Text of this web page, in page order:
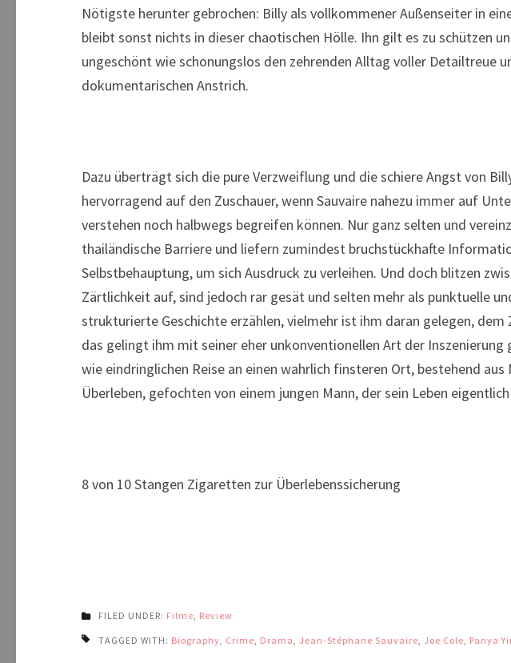
Nötigste herunter gebrochen: Billy als vollkommener Außenseiter in
bleibt sonst nichts in dieser chaotischen Hölle. Ihn gilt es zu schützen
ungeschönt wie schonungslos den zehrenden Alltag voller Detailtreue
dokumentarischen Anstrich.
Dazu überträgt sich die pure Verzweiflung und die schiere Angst von
hervorragend auf den Zuschauer, wenn Sauvaire nahezu immer auf
verstehen noch halbwegs begreifen können. Nur ganz selten und
thailändische Barriere und liefern zumindest bruchstückhafte
Selbstbehauptung, um sich Ausdruck zu verleihen. Und doch blitzen
Zärtlichkeit auf, sind jedoch rar gesät und selten mehr als punktuelle
strukturierte Geschichte erzählen, vielmehr ist ihm daran gelegen,
das gelingt ihm mit seiner eher unkonventionellen Art der Inszenierung
wie eindringlichen Reise an einen wahrlich finsteren Ort, bestehend
Überleben, gefochten von einem jungen Mann, der sein Leben
8 von 10 Stangen Zigaretten zur Überlebenssicherung
FILED UNDER: Filme, Review
TAGGED WITH: Biography, Crime, Drama, Jean-Stéphane Sauvaire, Joe Cole, Panya